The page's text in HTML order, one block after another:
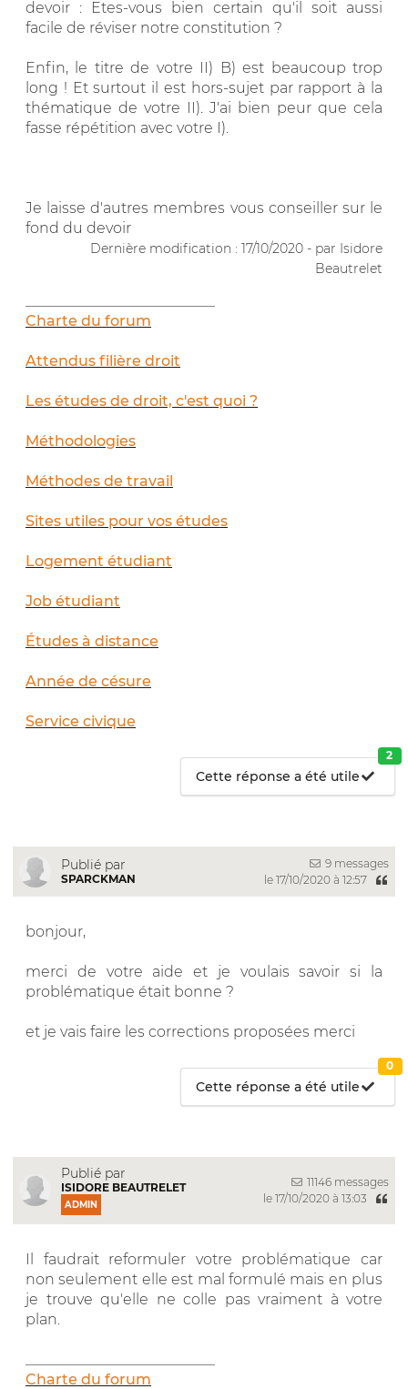
devoir : Etes-vous bien certain qu'il soit aussi
facile de réviser notre constitution ?
Enfin, le titre de votre II) B) est beaucoup trop
long ! Et surtout il est hors-sujet par rapport à la
thématique de votre II). J'ai bien peur que cela
fasse répétition avec votre I).
Je laisse d'autres membres vous conseiller sur le
fond du devoir
Dernière modification : 17/10/2020 - par Isidore
Beautrelet
Charte du forum
Attendus filière droit
Les études de droit, c'est quoi ?
Méthodologies
Méthodes de travail
Sites utiles pour vos études
Logement étudiant
Job étudiant
Études à distance
Année de césure
Service civique
Cette réponse a été utile
2
Publié par
SPARCKMAN
9 messages
le 17/10/2020 à 12:57
bonjour,
merci de votre aide et je voulais savoir si la
problématique était bonne ?
et je vais faire les corrections proposées merci
Cette réponse a été utile
0
Publié par
ISIDORE BEAUTRELET
ADMIN
11146 messages
le 17/10/2020 à 13:03
Il faudrait reformuler votre problématique car
non seulement elle est mal formulé mais en plus
je trouve qu'elle ne colle pas vraiment à votre
plan.
Charte du forum